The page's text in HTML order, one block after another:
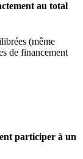
au total
(même
de financement
participer à un